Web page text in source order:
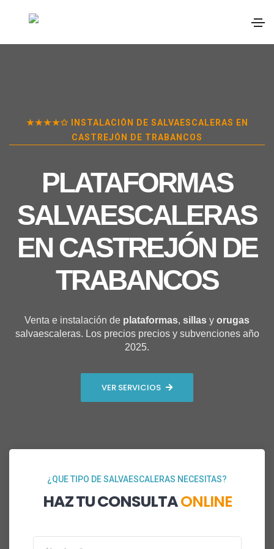
★★★★✩ INSTALACIÓN DE SALVAESCALERAS EN
CASTREJÓN DE TRABANCOS
PLATAFORMAS
SALVAESCALERAS
EN CASTREJÓN DE
TRABANCOS
Venta e instalación de plataformas, sillas y orugas
salvaescaleras. Los precios precios y subvenciones año
2025.
VER SERVICIOS
¿QUE TIPO DE SALVAESCALERAS NECESITAS?
HAZ TU CONSULTAONLINE